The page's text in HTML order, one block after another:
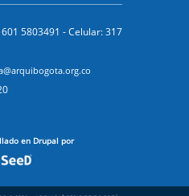
5803491 - Celular: 317
en Drupal por